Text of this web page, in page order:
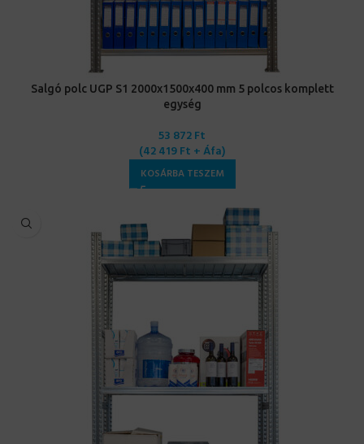
Salgó polc UGP S1 2000x1500x400 mm 5 polcos komplett
egység
53 872Ft
(42 419Ft + Áfa)
KOSÁRBA TESZEM